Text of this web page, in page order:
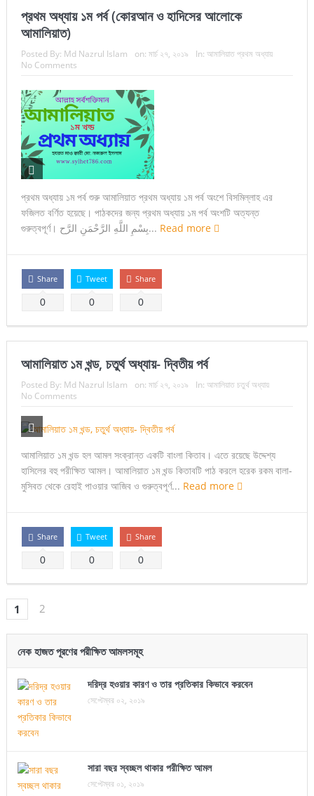
প্রথম অধ্যায় ১ম পর্ব (কোরআন ও হাদিসের আলোকে
আমালিয়াত)
Posted By: Md Nazrul Islam on: মার্চ ২৭, ২০১৯ In: আমালিয়াত প্রথম অধ্যায়
No Comments
প্রথম অধ্যায় ১ম পর্ব শুরু আমালিয়াত প্রথম অধ্যায় ১ম পর্ব অংশে বিসমিল্লাহ এর
ফজিলত বর্ণিত হয়েছে। পাঠকদের জন্য প্রথম অধ্যায় ১ম পর্ব অংশটি অত্যন্ত
গুরুত্বপূর্ণ। بِسْمِ اللَّهِ الرَّحْمَنِ الرَّح... Read more
Share
0
Tweet
0
Share
0
আমালিয়াত ১ম খন্ড, চতুর্থ অধ্যায়- দ্বিতীয় পর্ব
Posted By: Md Nazrul Islam on: মার্চ ২৭, ২০১৯ In: আমালিয়াত চতুর্থ অধ্যায়
No Comments
আমালিয়াত ১ম খন্ড হল আমল সংক্রান্ত একটি বাংলা কিতাব। এতে রয়েছে উদ্দেশ্য
হাসিলের বহু পরীক্ষিত আমল। আমালিয়াত ১ম খন্ড কিতাবটি পাঠ করলে হরেক রকম বালা-
মুসিবত থেকে রেহাই পাওয়ার আজিব ও গুরুত্বপূর্ণ... Read more
Share
0
Tweet
0
Share
0
1 2
নেক হাজত পূরণের পরীক্ষিত আমলসমূহ
দরিদ্র হওয়ার কারণ ও তার প্রতিকার কিভাবে করবেন
সেপ্টেম্বর ০২, ২০১৯
সারা বছর স্বচ্ছল থাকার পরীক্ষিত আমল
সেপ্টেম্বর ০১, ২০১৯